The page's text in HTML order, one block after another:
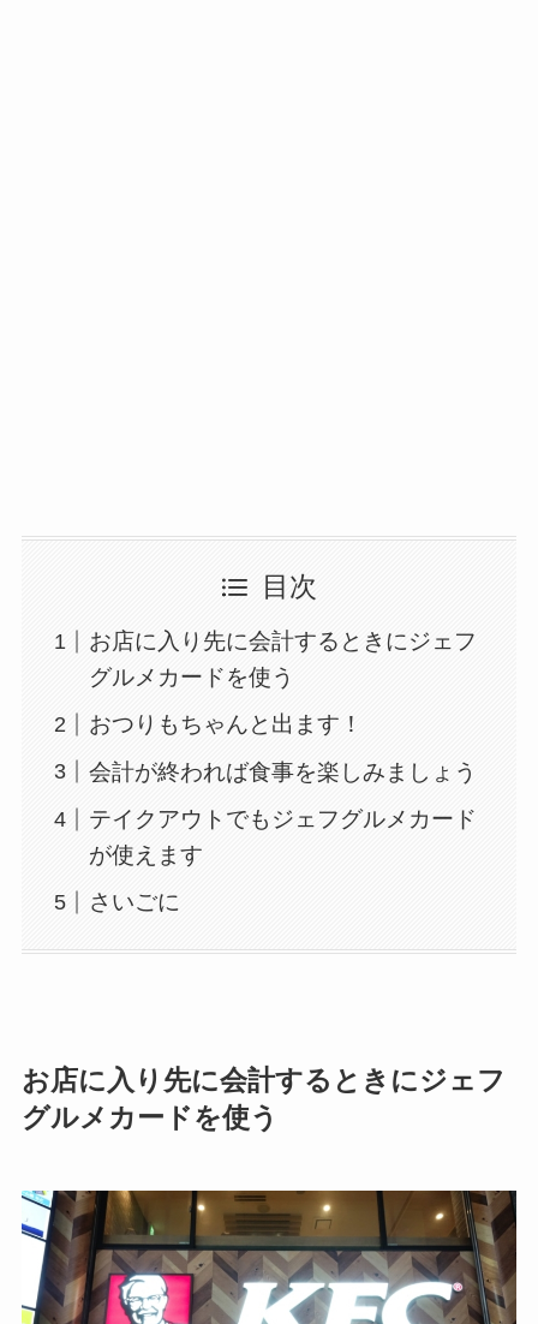
目次
お店に入り先に会計するときにジェフ
グルメカードを使う
おつりもちゃんと出ます！
会計が終われば食事を楽しみましょう
テイクアウトでもジェフグルメカード
が使えます
さいごに
お店に入り先に会計するときにジェフ
グルメカードを使う